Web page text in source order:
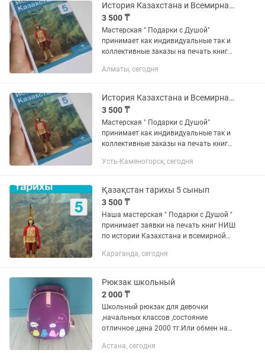
История Казахстана и Всемирная история 5 класс НИШ
3 500 ₸
Мастерская " Подарки с Душой"
принимает как индивидуальные так и
коллективные заказы на печать книг
истории за 5 класс, издательства НИШ,
Алматы, сегодня
История Казахстана и Всемирная история 5 класс НИШ
3 500 ₸
Мастерская " Подарки с Душой"
принимает как индивидуальные так и
коллективные заказы на печать книг
истории за 5 класс, издательства НИШ,
Усть-Каменогорск, сегодня
Қазақстан тарихы 5 сынып
3 500 ₸
Наша мастерская " Подарки с Душой "
принимает заявки на печать книг НИШ
по истории Казахстана и всемирной
рус. Стоимость истории
Караганда, сегодня
Рюкзак школьный
2 000 ₸
Школьный рюкзак для девочки
,начальных классов ,состояние
отличное ,цена 2000 тг.Или обмен на
карандаши,альбом для
Астана, сегодня